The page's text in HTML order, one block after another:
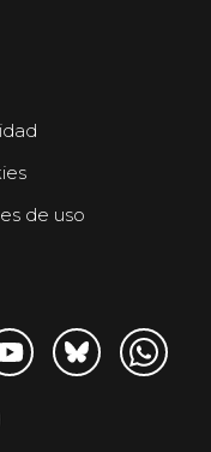
de uso